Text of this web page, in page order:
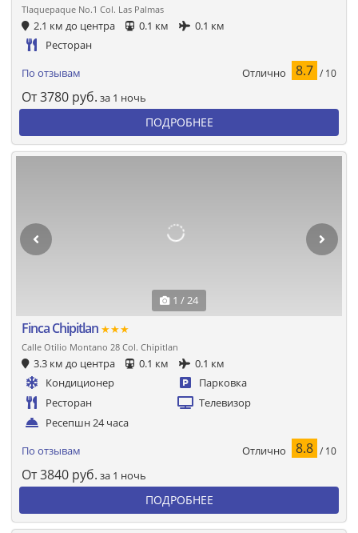
Tlaquepaque No.1 Col. Las Palmas
2.1 км до центра 0.1 км
0.1 км
Ресторан
По отзывам Отлично 8.7 / 10
От3780 руб. за 1 ночь
ПОДРОБНЕЕ
1 / 24
Finca Chipitlan ★★★
Calle Otilio Montano 28 Col. Chipitlan
3.3 км до центра 0.1 км
0.1 км
Кондиционер
Парковка
Ресторан
Телевизор
Ресепшн 24 часа
По отзывам Отлично 8.8 / 10
От3840 руб. за 1 ночь
ПОДРОБНЕЕ